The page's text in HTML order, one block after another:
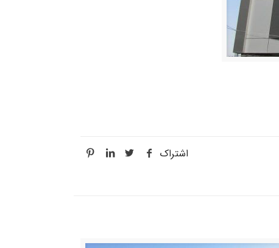
اشتراک